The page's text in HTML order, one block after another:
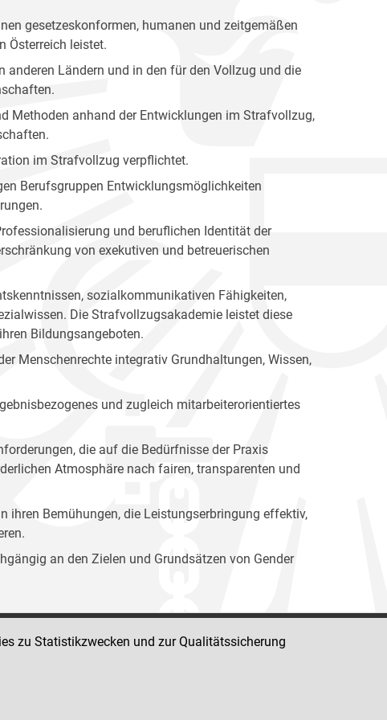
gesetzeskonformen, humanen und zeitgemäßen
Österreich leistet.
Ländern und in den für den Vollzug und die
Methoden anhand der Entwicklungen im Strafvollzug,
im Strafvollzug verpflichtet.
Berufsgruppen Entwicklungsmöglichkeiten
und beruflichen Identität der
von exekutiven und betreuerischen
sozialkommunikativen Fähigkeiten,
Die Strafvollzugsakademie leistet diese
Bildungsangeboten.
Menschenrechte integrativ Grundhaltungen, Wissen,
und zugleich mitarbeiterorientiertes
die auf die Bedürfnisse der Praxis
Atmosphäre nach fairen, transparenten und
Bemühungen, die Leistungserbringung effektiv,
an den Zielen und Grundsätzen von Gender
zu Statistikzwecken und zur Qualitätssicherung